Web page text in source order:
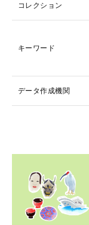
コレクション
キーワード
データ作成機関